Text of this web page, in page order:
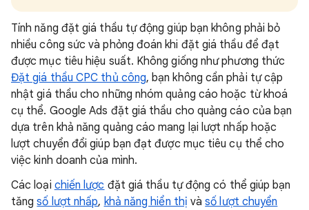
Tính năng đặt giá thầu tự động giúp bạn không phải bỏ
nhiều công sức và phỏng đoán khi đặt giá thầu để đạt
được mục tiêu hiệu suất. Không giống như phương thức
Đặt giá thầu CPC thủ công, bạn không cần phải tự cập
nhật giá thầu cho những nhóm quảng cáo hoặc từ khoá
cụ thể. Google Ads đặt giá thầu cho quảng cáo của bạn
dựa trên khả năng quảng cáo mang lại lượt nhấp hoặc
lượt chuyển đổi giúp bạn đạt được mục tiêu cụ thể cho
việc kinh doanh của mình.
Các loại chiến lược đặt giá thầu tự động có thể giúp bạn
tăngsố lượt nhấp, khả năng hiển thị vàsố lượt chuyển